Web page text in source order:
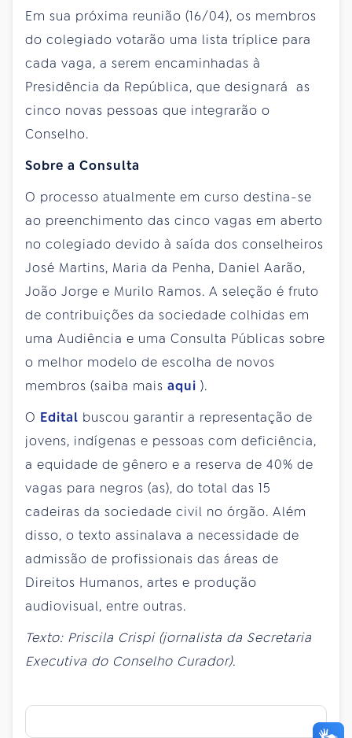
Em sua próxima reunião (16/04), os membros
do colegiado votarão uma lista tríplice para
cada vaga, a serem encaminhadas à
Presidência da República, que designará as
cinco novas pessoas que integrarão o
Conselho.
Sobre a Consulta
O processo atualmente em curso destina-se
ao preenchimento das cinco vagas em aberto
no colegiado devido à saída dos conselheiros
José Martins, Maria da Penha, Daniel Aarão,
João Jorge e Murilo Ramos. A seleção é fruto
de contribuições da sociedade colhidas em
uma Audiência e uma Consulta Públicas sobre
o melhor modelo de escolha de novos
membros (saiba mais aqui ).
O Edital buscou garantir a representação de
jovens, indígenas e pessoas com deficiência,
a equidade de gênero e a reserva de 40% de
vagas para negros (as), do total das 15
cadeiras da sociedade civil no órgão. Além
disso, o texto assinalava a necessidade de
admissão de profissionais das áreas de
Direitos Humanos, artes e produção
audiovisual, entre outras.
Texto: Priscila Crispi (jornalista da Secretaria
Executiva do Conselho Curador).